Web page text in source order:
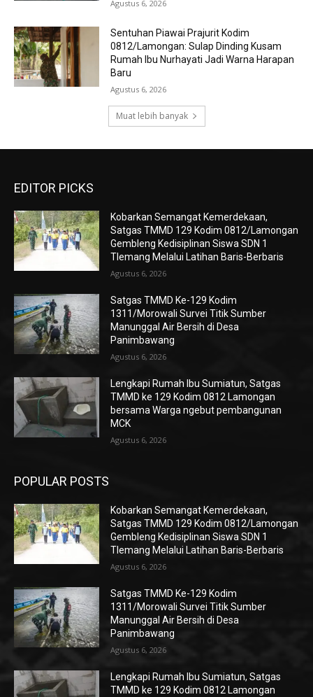
Agustus 6, 2026
Sentuhan Piawai Prajurit Kodim
0812/Lamongan: Sulap Dinding Kusam
Rumah Ibu Nurhayati Jadi Warna Harapan
Baru
Agustus 6, 2026
Muat lebih banyak
EDITOR PICKS
Kobarkan Semangat Kemerdekaan,
Satgas TMMD 129 Kodim 0812/Lamongan
Gembleng Kedisiplinan Siswa SDN 1
Tlemang Melalui Latihan Baris-Berbaris
Agustus 6, 2026
Satgas TMMD Ke-129 Kodim
1311/Morowali Survei Titik Sumber
Manunggal Air Bersih di Desa
Panimbawang
Agustus 6, 2026
Lengkapi Rumah Ibu Sumiatun, Satgas
TMMD ke 129 Kodim 0812 Lamongan
bersama Warga ngebut pembangunan
MCK
Agustus 6, 2026
POPULAR POSTS
Kobarkan Semangat Kemerdekaan,
Satgas TMMD 129 Kodim 0812/Lamongan
Gembleng Kedisiplinan Siswa SDN 1
Tlemang Melalui Latihan Baris-Berbaris
Agustus 6, 2026
Satgas TMMD Ke-129 Kodim
1311/Morowali Survei Titik Sumber
Manunggal Air Bersih di Desa
Panimbawang
Agustus 6, 2026
Lengkapi Rumah Ibu Sumiatun, Satgas
TMMD ke 129 Kodim 0812 Lamongan